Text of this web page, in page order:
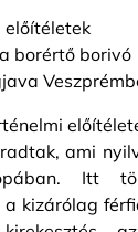
előítéletek
borértő borivó
ami
Itt
kizárólag